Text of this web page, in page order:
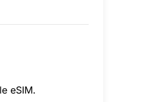
eSIM.